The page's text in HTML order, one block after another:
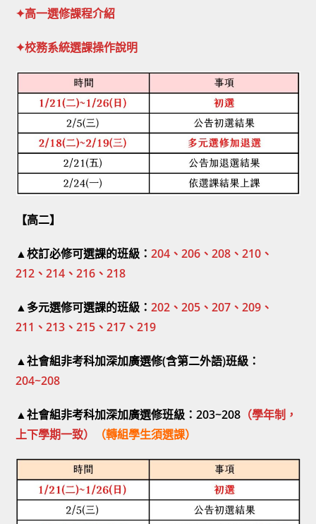
✦高一選修課程介紹
✦校務系統選課操作說明
【高二】
▲校訂必修可選課的班級：204、206、208、210、
212、214、216、218
▲多元選修可選課的班級：202、205、207、209、
211、213、215、217、219
▲社會組非考科加深加廣選修(含第二外語)班級：
204~208
▲社會組非考科加深加廣選修班級：203~208 （學年制，
上下學期一致） （轉組學生須選課）